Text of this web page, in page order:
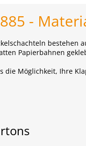
-
bestehen
Papierbahnen
die Möglichkeit, Ihre